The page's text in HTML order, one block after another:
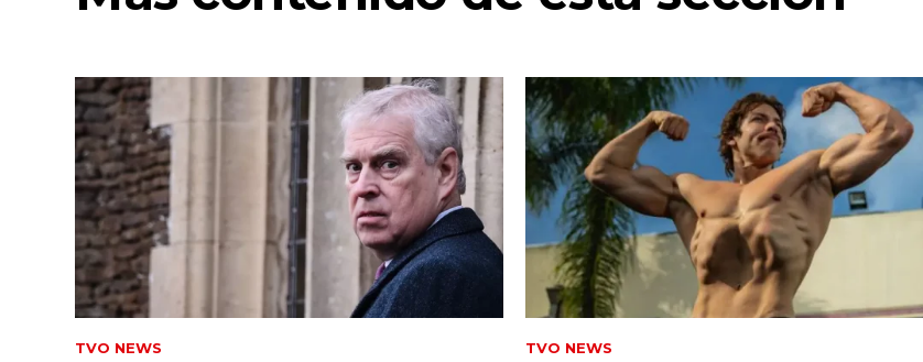
TVO NEWS TVO NEWS